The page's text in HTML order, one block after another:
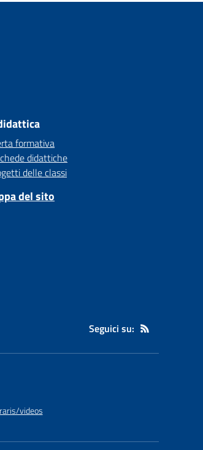
formativa
didattiche
delle classi
del sito
Seguici su:
videos